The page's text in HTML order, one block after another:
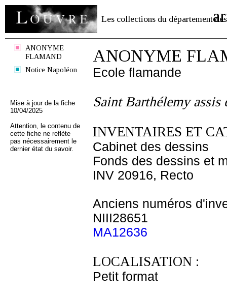
Les collections du département des
ANONYME
FLAMAND
Notice Napoléon
Mise à jour de la fiche
10/04/2025
Attention, le contenu de
cette fiche ne reflète
pas nécessairement le
dernier état du savoir.
ANONYME
Ecole flamande
Saint Barthélemy assis
INVENTAIRES ET
Cabinet des dessins
Fonds des dessins et
INV 20916, Recto
Anciens numéros
NIII28651
MA12636
LOCALISATION :
Petit format